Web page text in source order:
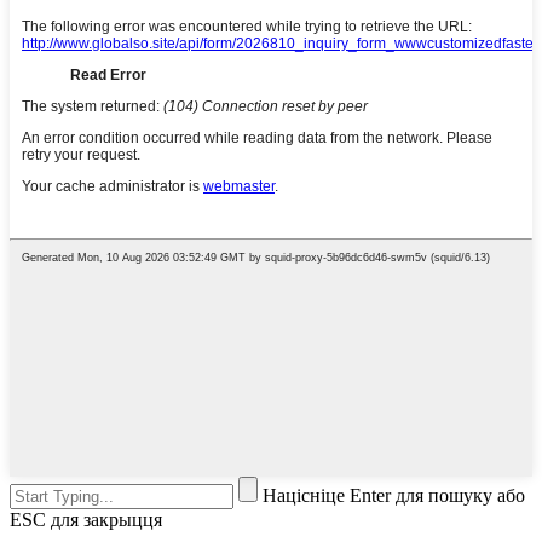
Націсніце Enter для пошуку або
ESC для закрыцця